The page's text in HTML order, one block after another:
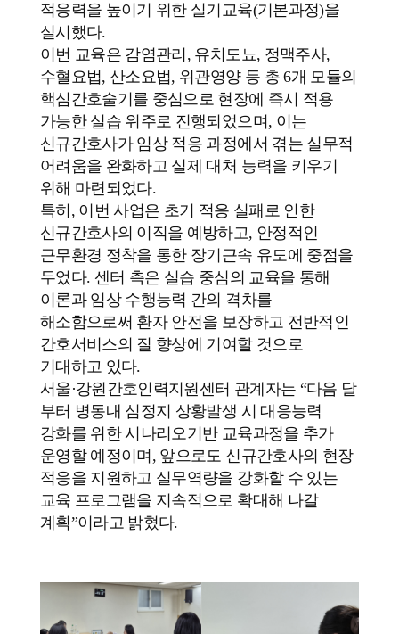
적응력을 높이기 위한 실기교육(기본과정)을
실시했다.
이번 교육은 감염관리, 유치도뇨, 정맥주사,
수혈요법, 산소요법, 위관영양 등 총 6개 모듈의
핵심간호술기를 중심으로 현장에 즉시 적용
가능한 실습 위주로 진행되었으며, 이는
신규간호사가 임상 적응 과정에서 겪는 실무적
어려움을 완화하고 실제 대처 능력을 키우기
위해 마련되었다.
특히, 이번 사업은 초기 적응 실패로 인한
신규간호사의 이직을 예방하고, 안정적인
근무환경 정착을 통한 장기근속 유도에 중점을
두었다. 센터 측은 실습 중심의 교육을 통해
이론과 임상 수행능력 간의 격차를
해소함으로써 환자 안전을 보장하고 전반적인
간호서비스의 질 향상에 기여할 것으로
기대하고 있다.
서울·강원간호인력지원센터 관계자는 “다음 달
부터 병동내 심정지 상황발생 시 대응능력
강화를 위한 시나리오기반 교육과정을 추가
운영할 예정이며, 앞으로도 신규간호사의 현장
적응을 지원하고 실무역량을 강화할 수 있는
교육 프로그램을 지속적으로 확대해 나갈
계획”이라고 밝혔다.